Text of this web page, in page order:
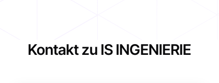
Kontakt zu IS INGENIERIE